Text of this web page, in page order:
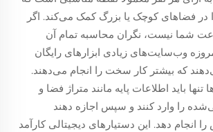
فضاهای کوچک یا بزرگ کمک می‌کند. اگر
شما نیست، نگران محاسبه تمام آن
وب‌سایت‌های زیادی ابزارهای رایگان
که بیشتر کار سخت را انجام می‌دهند.
تنها باید اطلاعات پایه مانند متراژ فضا و
را وارد کنند و سپس اجازه دهند
انجام دهد. این دستیارهای دیجیتالی کارآمد